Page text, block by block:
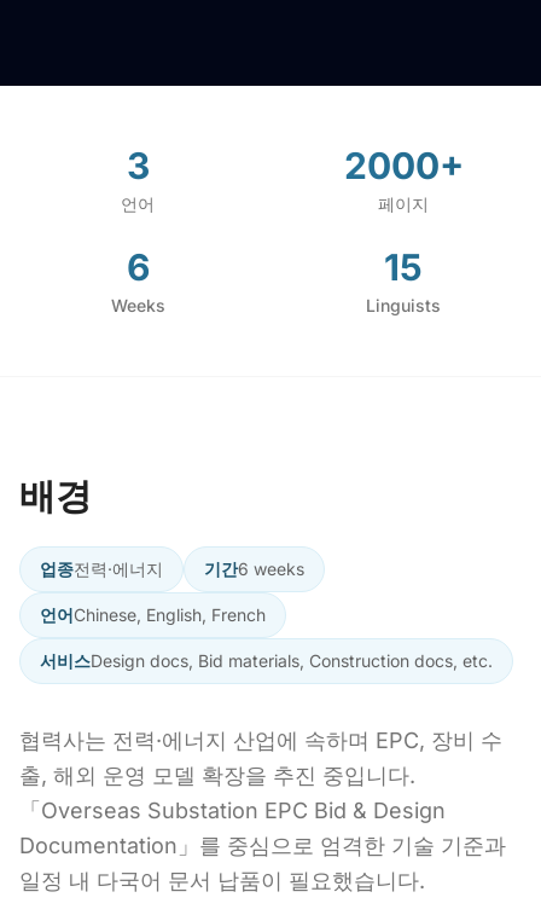
3
언어
2000+
페이지
6
Weeks
15
Linguists
배경
업종전력·에너지 기간6 weeks
언어Chinese, English, French
서비스Design docs, Bid materials, Construction docs, etc.
협력사는 전력·에너지 산업에 속하며 EPC, 장비 수
출, 해외 운영 모델 확장을 추진 중입니다.
「Overseas Substation EPC Bid & Design
Documentation」를 중심으로 엄격한 기술 기준과
일정 내 다국어 문서 납품이 필요했습니다.